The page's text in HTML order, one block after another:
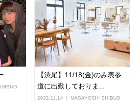
【渋尾】11/18(金)のみ表参
道に出勤しておりま...
2022.11.14 MASAYOSHI SHIBUO